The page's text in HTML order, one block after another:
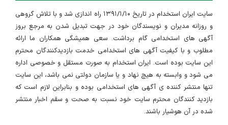
سایت ایران استخدام در تاریخ ۱۳۹۱/۱/۱۰ راه اندازی شد و با تلاش گروهی
و روزانه مدیران و نویسندگان خود در جهت تبدیل شدن به مرجع بروز
آگهی های استخدامی گام برداشت. سعی همیشگی همکاران ما ارائه
مطلوب و با کیفیت آگهی های استخدامی خدمت بازدیدکنندگان محترم
این سایت بوده است. ایران استخدام به صورت مستقل و خصوصی اداره
می شود و وابسته به هیچ نهاد و یا سازمان دولتی نمی باشد، این سایت
تنها منتشر کننده ی آگهی های استخدامی بوده و بنابراین لازم است که
بازدید کنندگان محترم سایت خود نسبت به صحت و سقم اخبار منتشر
شده در آن هوشیار باشند.